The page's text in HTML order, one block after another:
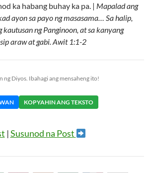
ka habang buhay ka pa. | Mapalad ang
ayon sa payo ng masasama… Sa halip,
ng Panginoon, at sa kanyang
araw at gabi. Awit 1:1-2
ng Diyos. Ibahagi ang mensaheng ito!
KOPYAHIN ANG TEKSTO
|Susunod na Post